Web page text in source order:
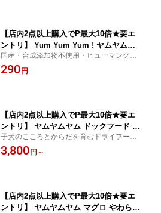
【店内2点以上購入でP最大10倍★要エ
ントリ】 Yum Yum Yum ! ヤムヤムヤ
ム 馬肉 ドライタイプ (50g) ちょこっと
パック 犬 犬用 ドッグフード ドライフ
国産・合成添加物不使用・ヒューマングレ
ード人間の食事と同じ食材を使って、人間
の食事と同じ衛生レベルのペットフード専
290 円
【店内2点以上購入でP最大10倍★要エ
ントリ】 ヤムヤムヤム ドックフード パ
ピー Happiness plus＋ 800g 800g×2袋
ヤムヤムヤム 犬 ドックフード 無添加
子犬のこころとからだを育むドライフー
ド。子犬に必要な栄養バランスを考えたド
ライフードです。
3,800 円 ～
【店内2点以上購入でP最大10倍★要エ
ントリ】 ヤムヤムヤム マグロ やわらか